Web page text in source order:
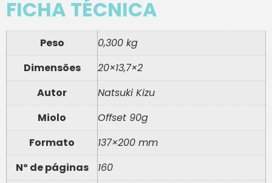
FICHA TÉCNICA
Peso
0,300 kg
Dimensões
20×13,7×2
Autor
Natsuki Kizu
Miolo
Offset 90g
Formato
137×200 mm
Nº de páginas
160